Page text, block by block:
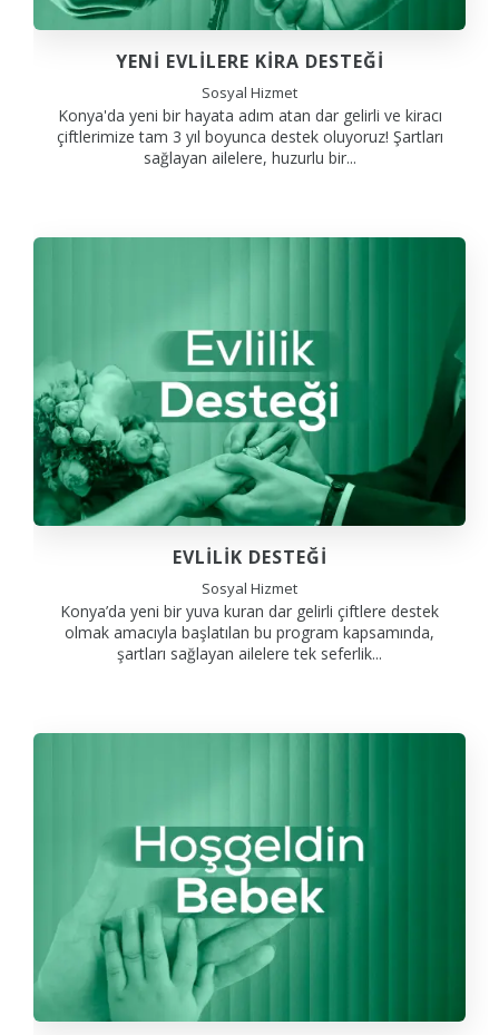
YENİ EVLİLERE KİRA DESTEĞİ
Sosyal Hizmet
Konya'da yeni bir hayata adım atan dar gelirli ve kiracı
çiftlerimize tam 3 yıl boyunca destek oluyoruz! Şartları
sağlayan ailelere, huzurlu bir...
EVLİLİK DESTEĞİ
Sosyal Hizmet
Konya’da yeni bir yuva kuran dar gelirli çiftlere destek
olmak amacıyla başlatılan bu program kapsamında,
şartları sağlayan ailelere tek seferlik...